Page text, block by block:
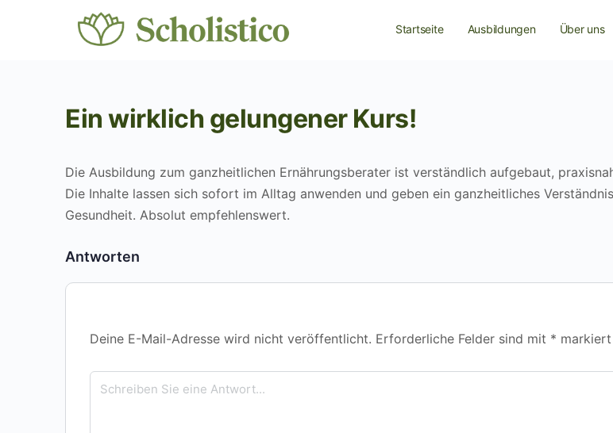
Startseite Ausbildungen Über uns
Ein wirklich gelungener Kurs!
Die Ausbildung zum ganzheitlichen Ernährungsberater ist verständlich aufgebaut,
Die Inhalte lassen sich sofort im Alltag anwenden und geben ein ganzheitliches
Gesundheit. Absolut empfehlenswert.
Antworten
Deine E-Mail-Adresse wird nicht veröffentlicht. Erforderliche Felder sind mit * markiert